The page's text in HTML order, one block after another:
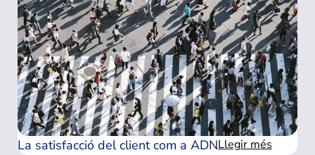
La satisfacció del client com a ADNLlegir més